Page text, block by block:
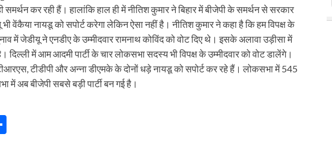
समर्थन कर रही हैं। हालांकि हाल ही में नीतिश कुमार ने बिहार में बीजेपी के समर्थन से सरकार
वेंकैया नायडू को सपोर्ट करेगा लेकिन ऐसा नहीं है। नीतिश कुमार ने कहा है कि हम विपक्ष के
में जेडीयू ने एनडीए के उम्मीदवार रामनाथ कोविंद को वोट दिए थे। इसके अलावा उड़ीसा में
दिल्ली में आम आदमी पार्टी के चार लोकसभा सदस्य भी विपक्ष के उम्मीदवार को वोट डालेंगे।
टीडीपी और अन्ना डीएमके के दोनों धड़े नायडू को सपोर्ट कर रहे हैं। लोकसभा में 545
में अब बीजेपी सबसे बड़ी पार्टी बन गई है।